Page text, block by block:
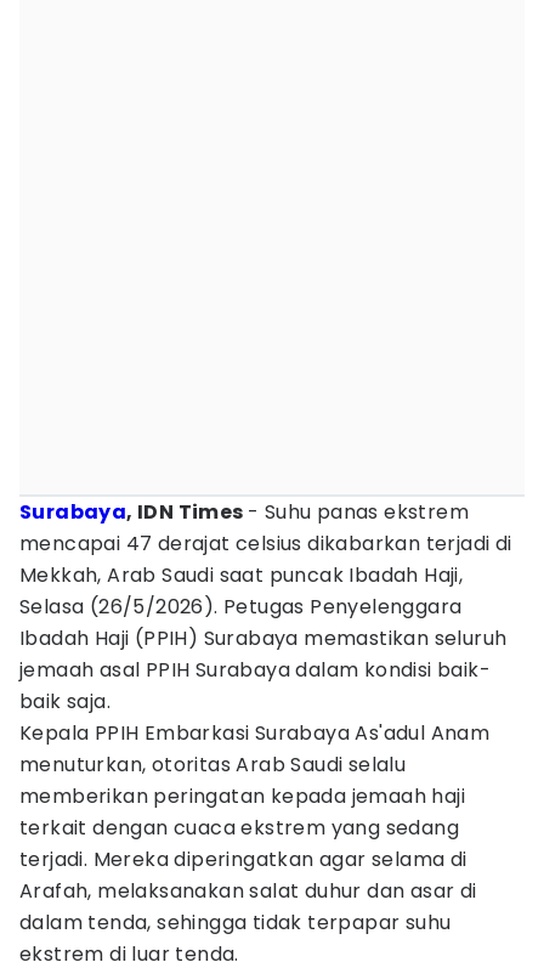
Surabaya, IDN Times - Suhu panas ekstrem
mencapai 47 derajat celsius dikabarkan terjadi di
Mekkah, Arab Saudi saat puncak Ibadah Haji,
Selasa (26/5/2026). Petugas Penyelenggara
Ibadah Haji (PPIH) Surabaya memastikan seluruh
jemaah asal PPIH Surabaya dalam kondisi baik-
baik saja.
Kepala PPIH Embarkasi Surabaya As'adul Anam
menuturkan, otoritas Arab Saudi selalu
memberikan peringatan kepada jemaah haji
terkait dengan cuaca ekstrem yang sedang
terjadi. Mereka diperingatkan agar selama di
Arafah, melaksanakan salat duhur dan asar di
dalam tenda, sehingga tidak terpapar suhu
ekstrem di luar tenda.